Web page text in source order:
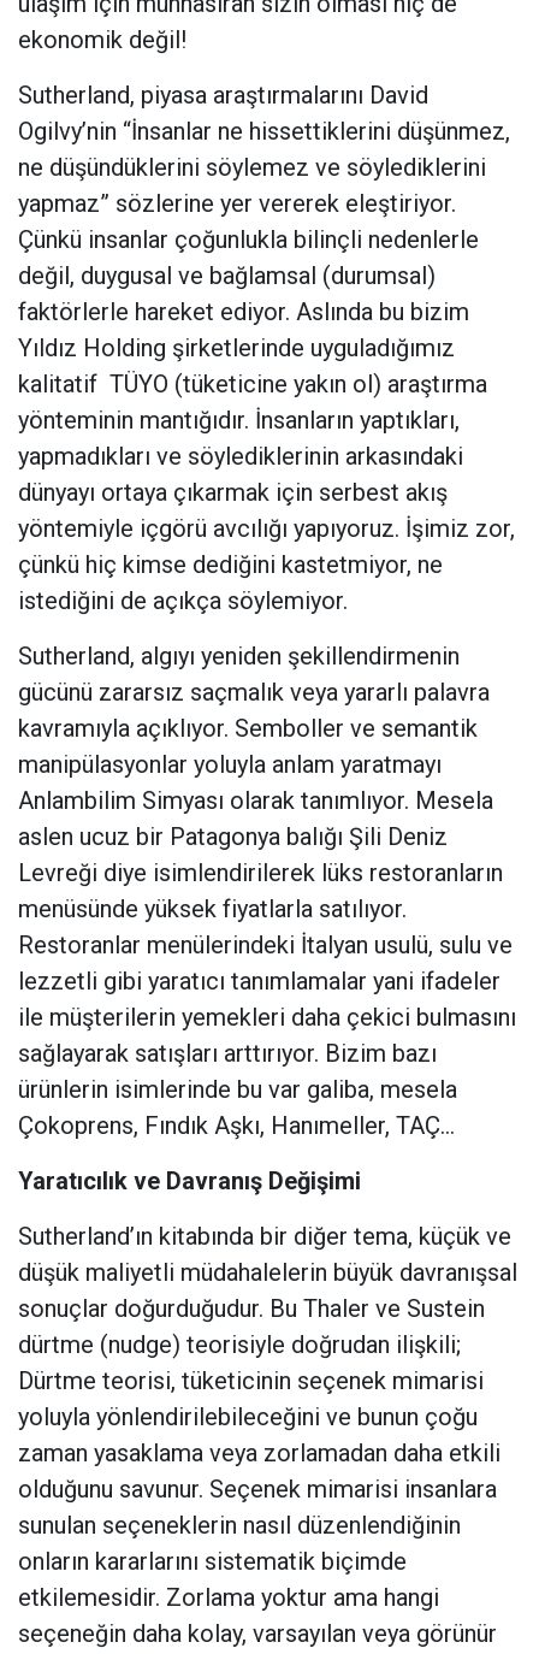
ekonomik değil!
Sutherland, piyasa araştırmalarını David
Ogilvy’nin “İnsanlar ne hissettiklerini düşünmez,
ne düşündüklerini söylemez ve söylediklerini
yapmaz” sözlerine yer vererek eleştiriyor.
Çünkü insanlar çoğunlukla bilinçli nedenlerle
değil, duygusal ve bağlamsal (durumsal)
faktörlerle hareket ediyor. Aslında bu bizim
Yıldız Holding şirketlerinde uyguladığımız
kalitatif TÜYO (tüketicine yakın ol) araştırma
yönteminin mantığıdır. İnsanların yaptıkları,
yapmadıkları ve söylediklerinin arkasındaki
dünyayı ortaya çıkarmak için serbest akış
yöntemiyle içgörü avcılığı yapıyoruz. İşimiz zor,
çünkü hiç kimse dediğini kastetmiyor, ne
istediğini de açıkça söylemiyor.
Sutherland, algıyı yeniden şekillendirmenin
gücünü zararsız saçmalık veya yararlı palavra
kavramıyla açıklıyor. Semboller ve semantik
manipülasyonlar yoluyla anlam yaratmayı
Anlambilim Simyası olarak tanımlıyor. Mesela
aslen ucuz bir Patagonya balığı Şili Deniz
Levreği diye isimlendirilerek lüks restoranların
menüsünde yüksek fiyatlarla satılıyor.
Restoranlar menülerindeki İtalyan usulü, sulu ve
lezzetli gibi yaratıcı tanımlamalar yani ifadeler
ile müşterilerin yemekleri daha çekici bulmasını
sağlayarak satışları arttırıyor. Bizim bazı
ürünlerin isimlerinde bu var galiba, mesela
Çokoprens, Fındık Aşkı, Hanımeller, TAÇ…
Yaratıcılık ve Davranış Değişimi
Sutherland’ın kitabında bir diğer tema, küçük ve
düşük maliyetli müdahalelerin büyük davranışsal
sonuçlar doğurduğudur. Bu Thaler ve Sustein
dürtme (nudge) teorisiyle doğrudan ilişkili;
Dürtme teorisi, tüketicinin seçenek mimarisi
yoluyla yönlendirilebileceğini ve bunun çoğu
zaman yasaklama veya zorlamadan daha etkili
olduğunu savunur. Seçenek mimarisi insanlara
sunulan seçeneklerin nasıl düzenlendiğinin
onların kararlarını sistematik biçimde
etkilemesidir. Zorlama yoktur ama hangi
seçeneğin daha kolay, varsayılan veya görünür